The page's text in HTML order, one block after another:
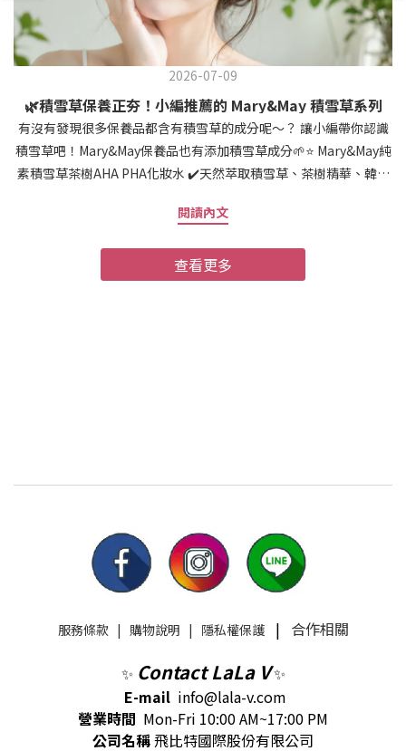
2026-07-09
🌿積雪草保養正夯！小編推薦的 Mary&May 積雪草系列
有沒有發現很多保養品都含有積雪草的成分呢～？ 讓小編帶你認識
積雪草吧！Mary&May保養品也有添加積雪草成分🌱⭐️ Mary&May純
素積雪草茶樹AHA PHA化妝水 ✔️天然萃取積雪草、茶樹精華、韓國
雪草化妝水是很好的選擇⭐️Mary&May95%積雪草精華 ✔️質地清爽好
缺的選項之一！⭐️Mary&May魚腥草+茶樹+積雪草舒緩面膜 ✔️便攜式
盒裝面膜(大容量30入) ✔️舒緩肌膚的急救品 一盒就有30片 是懶人的
閱讀內文
查看更多
服務條款| 購物說明 | 隱私權保護| 合作相關
✨ Contact LaLa V✨
E-mail info@lala-v.com
營業時間 Mon-Fri 10:00 AM~17:00 PM
公司名稱飛比特國際股份有限公司